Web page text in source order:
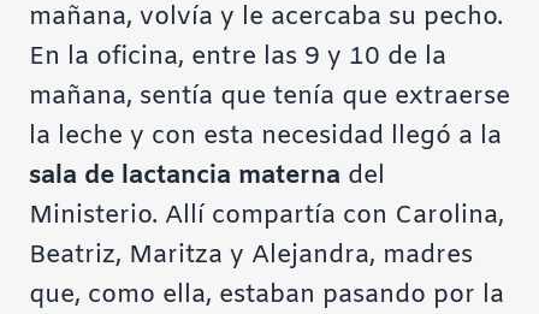
mañana, volvía y le acercaba su pecho.
En la oficina, entre las 9 y 10 de la
mañana, sentía que tenía que extraerse
la leche y con esta necesidad llegó a la
sala de lactancia materna del
Ministerio. Allí compartía con Carolina,
Beatriz, Maritza y Alejandra, madres
que, como ella, estaban pasando por la